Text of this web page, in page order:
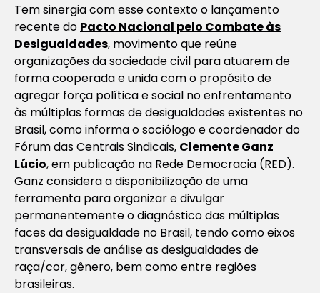
Tem sinergia com esse contexto o lançamento
recente do Pacto Nacional pelo Combate às
Desigualdades, movimento que reúne
organizações da sociedade civil para atuarem de
forma cooperada e unida com o propósito de
agregar força política e social no enfrentamento
às múltiplas formas de desigualdades existentes no
Brasil, como informa o sociólogo e coordenador do
Fórum das Centrais Sindicais, Clemente Ganz
Lúcio, em publicação na Rede Democracia (RED).
Ganz considera a disponibilização de uma
ferramenta para organizar e divulgar
permanentemente o diagnóstico das múltiplas
faces da desigualdade no Brasil, tendo como eixos
transversais de análise as desigualdades de
raça/cor, gênero, bem como entre regiões
brasileiras.